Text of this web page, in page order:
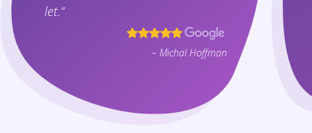
let.“
– Michal Hoffman